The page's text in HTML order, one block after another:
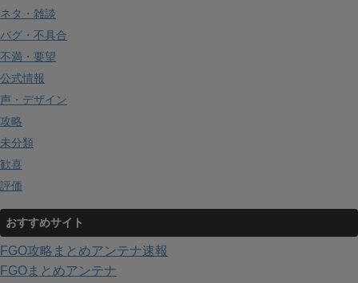
ネタ・雑談
バグ・不具合
不満・要望
公式情報
声・デザイン
攻略
未分類
歓喜
評価
おすすめサイト
FGO攻略まとめアンテナ速報
FGOまとめアンテナ